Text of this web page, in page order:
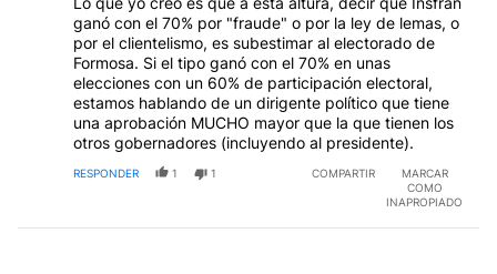
ganó con el 70% por "fraude" o por la ley de lemas, o
por el clientelismo, es subestimar al electorado de
Formosa. Si el tipo ganó con el 70% en unas
elecciones con un 60% de participación electoral,
estamos hablando de un dirigente político que tiene
una aprobación MUCHO mayor que la que tienen los
otros gobernadores (incluyendo al presidente).
RESPONDER 1 1 COMPARTIR
MARCAR
COMO
INAPROPIADO